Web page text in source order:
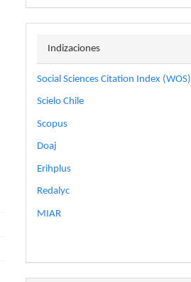
indizaciones
Indizaciones
Social Sciences Citation Index (WOS)
Scielo Chile
Scopus
Doaj
Erihplus
Redalyc
MIAR